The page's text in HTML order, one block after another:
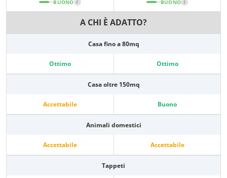
BUONO i BUONO i
A CHI È ADATTO?
Casa fino a 80mq
Ottimo Ottimo
Casa oltre 150mq
Accettabile Buono
Animali domestici
Accettabile Accettabile
Tappeti